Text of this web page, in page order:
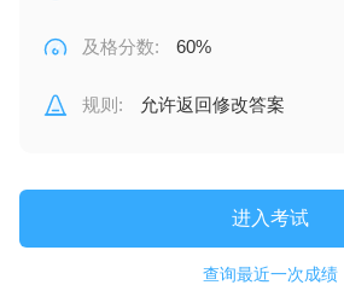
及格分数: 60%
规则 : 允许返回修改答案
进入考试
查询最近一次成绩